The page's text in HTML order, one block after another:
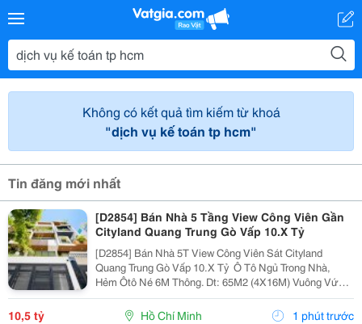
Không có kết quả tìm kiếm từ khoá
"dịch vụ kế toán tp hcm"
Tin đăng mới nhất
[D2854] Bán Nhà 5 Tầng View Công Viên Gần
Cityland Quang Trung Gò Vấp 10.X Tỷ
[D2854] Bán Nhà 5T View Công Viên Sát Cityland
Quang Trung Gò Vấp 10.X Tỷ ️ Ô Tô Ngủ Trong Nhà,
Hẻm Ôtô Né 6M Thông. Dt: 65M2 (4X16M) Vuông Vức,
Shr Odt. ️ Trệt, Lửng, 2L, St, 4 P.ngủ 5Tolet, Ở Ngay. V.trí
Đẹp, Cách Quang Trung 50M. ⏩ Gọi Điện...
10,5 tỷ Hồ Chí Minh 1 phút trước